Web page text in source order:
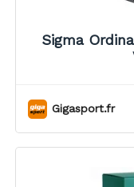
Sigma
Gigasport.fr